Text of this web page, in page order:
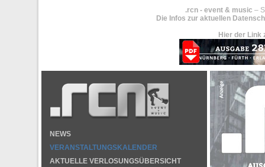
.rcn - event & music –
Die Infos zur aktuellen
Hier der Link
NEWS
VERANSTALTUNGSKALENDER
AKTUELLE VERLOSUNGSÜBERSICHT